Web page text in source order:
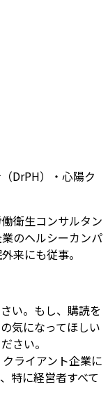
DrPH）・心陽ク
衛生コンサルタン
のヘルシーカンパ
来にも従事。
い。もし、購読を
気になってほしい
さい。
ライアント企業に
特に経営者すべて